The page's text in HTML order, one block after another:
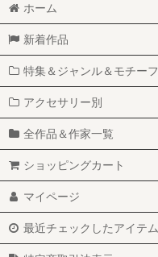
ホーム
新着作品
特集＆ジャンル＆モチーフ
アクセサリー別
全作品＆作家一覧
ショッピングカート
マイページ
最近チェックしたアイテム